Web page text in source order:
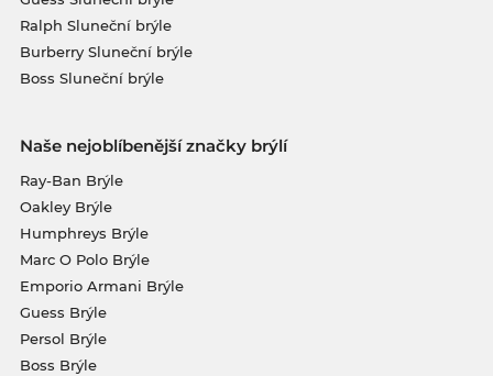
Ralph Sluneční brýle
Burberry Sluneční brýle
Boss Sluneční brýle
Naše nejoblíbenější značky brýlí
Ray-Ban Brýle
Oakley Brýle
Humphreys Brýle
Marc O Polo Brýle
Emporio Armani Brýle
Guess Brýle
Persol Brýle
Boss Brýle